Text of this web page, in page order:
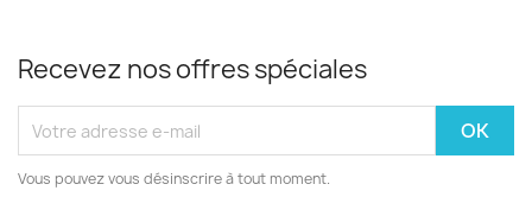
Recevez nos offres spéciales
Vous pouvez vous désinscrire à tout moment.